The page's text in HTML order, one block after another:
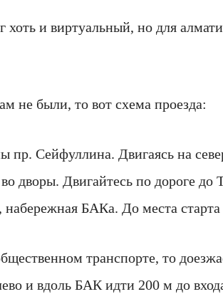
хоть и виртуальный, но для
не были, то вот схема проезда:
пр. Сейфуллина. Двигаясь на
дворы. Двигайтесь по дороге
набережная БАКа. До места
транспорте, то
и вдоль БАК идти 200 м до